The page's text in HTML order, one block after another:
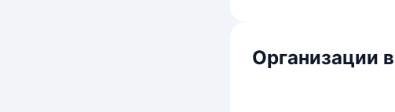
Организации